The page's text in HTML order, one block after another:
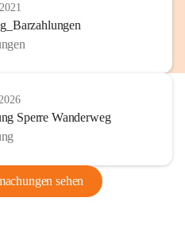
Sperre Wanderweg
sehen